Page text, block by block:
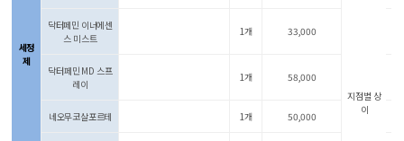
세정
제
지점별 상
이
닥터페민 이너에센
스 미스트
1개 33,000
닥터페민 MD 스프
레이
1개 58,000
네오무코살포르테 1개 50,000